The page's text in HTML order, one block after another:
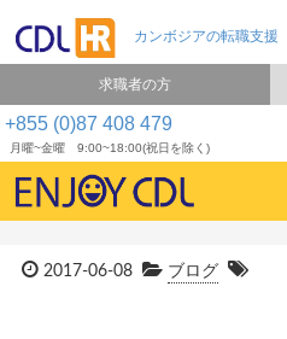
+855 (0)87 408 479
月曜~金曜 9:00~18:00(祝日を除く)
求職者の方
2017-06-08 ブログ